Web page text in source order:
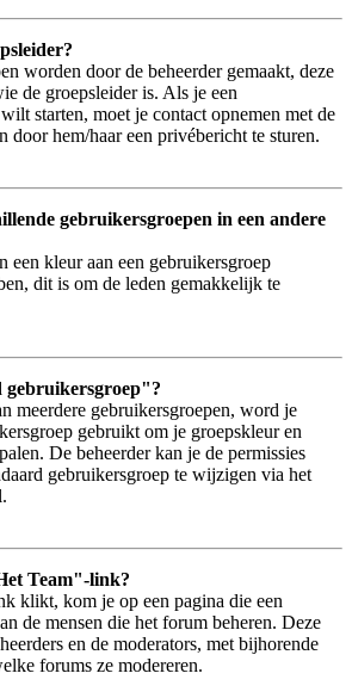
worden door de beheerder gemaakt, deze
de groepsleider is. Als je een
starten, moet je contact opnemen met de
door hem/haar een privébericht te sturen.
gebruikersgroepen in een andere
een kleur aan een gebruikersgroep
dit is om de leden gemakkelijk te
gebruikersgroep"?
meerdere gebruikersgroepen, word je
gebruikt om je groepskleur en
De beheerder kan je de permissies
gebruikersgroep te wijzigen via het
Team"-link?
klikt, kom je op een pagina die een
de mensen die het forum beheren. Deze
en de moderators, met bijhorende
forums ze modereren.